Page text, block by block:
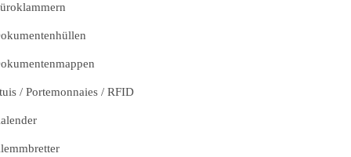
/ Portemonnaies / RFID